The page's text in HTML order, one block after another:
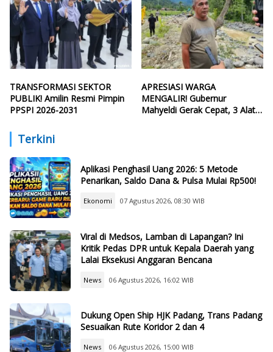
TRANSFORMASI SEKTOR
PUBLIK! Amilin Resmi Pimpin
PPSPI 2026-2031
APRESIASI WARGA
MENGALIR! Gubernur
Mahyeldi Gerak Cepat, 3 Alat
Terkini
Aplikasi Penghasil Uang 2026: 5 Metode
Penarikan, Saldo Dana & Pulsa Mulai Rp500!
Ekonomi 07 Agustus 2026, 08:30 WIB
Viral di Medsos, Lamban di Lapangan? Ini
Kritik Pedas DPR untuk Kepala Daerah yang
Lalai Eksekusi Anggaran Bencana
News 06 Agustus 2026, 16:02 WIB
Dukung Open Ship HJK Padang, Trans Padang
Sesuaikan Rute Koridor 2 dan 4
News 06 Agustus 2026, 15:00 WIB